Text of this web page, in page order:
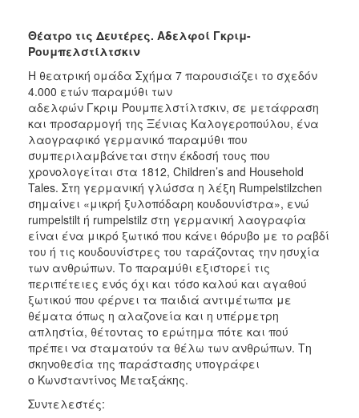
Θέατρο τις Δευτέρες. Αδελφοί Γκριμ-
Ρουμπελστίλτσκιν
H θεατρική ομάδα Σχήμα 7 παρουσιάζει το σχεδόν
4.000 ετών παραμύθι των
αδελφών Γκριμ Ρουμπελστίλτσκιν, σε μετάφραση
και προσαρμογή της Ξένιας Καλογεροπούλου, ένα
λαογραφικό γερμανικό παραμύθι που
συμπεριλαμβάνεται στην έκδοσή τους που
χρονολογείται στα 1812, Children’s and Household
Tales. Στη γερμανική γλώσσα η λέξη Rumpelstilzchen
σημαίνει «μικρή ξυλοπόδαρη κουδουνίστρα», ενώ
rumpelstilt ή rumpelstilz στη γερμανική λαογραφία
είναι ένα μικρό ξωτικό που κάνει θόρυβο με το ραβδί
του ή τις κουδουνίστρες του ταράζοντας την ησυχία
των ανθρώπων. Το παραμύθι εξιστορεί τις
περιπέτειες ενός όχι και τόσο καλού και αγαθού
ξωτικού που φέρνει τα παιδιά αντιμέτωπα με
θέματα όπως η αλαζονεία και η υπέρμετρη
απληστία, θέτοντας το ερώτημα πότε και πού
πρέπει να σταματούν τα θέλω των ανθρώπων. Τη
σκηνοθεσία της παράστασης υπογράφει
ο Κωνσταντίνος Μεταξάκης.
Συντελεστές: